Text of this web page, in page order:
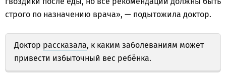
строго по назначению врача», — подытожила доктор.
Доктор рассказала, к каким заболеваниям может
привести избыточный вес ребёнка.